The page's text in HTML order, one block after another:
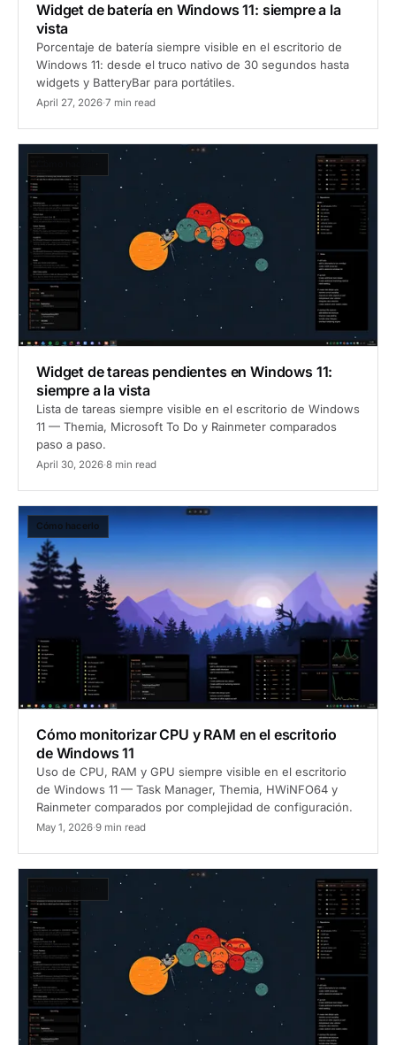
Widget de batería en Windows 11: siempre a la
vista
Porcentaje de batería siempre visible en el escritorio de
Windows 11: desde el truco nativo de 30 segundos hasta
widgets y BatteryBar para portátiles.
April 27, 2026·7 min read
Widget de tareas pendientes en Windows 11:
siempre a la vista
Lista de tareas siempre visible en el escritorio de Windows
11 — Themia, Microsoft To Do y Rainmeter comparados
paso a paso.
April 30, 2026·8 min read
Cómo hacerlo
Cómo monitorizar CPU y RAM en el escritorio
de Windows 11
Uso de CPU, RAM y GPU siempre visible en el escritorio
de Windows 11 — Task Manager, Themia, HWiNFO64 y
Rainmeter comparados por complejidad de configuración.
May 1, 2026·9 min read